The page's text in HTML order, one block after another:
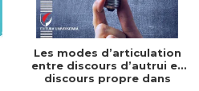
Les modes d’articulation
entre discours d’autrui et
discours propre dans